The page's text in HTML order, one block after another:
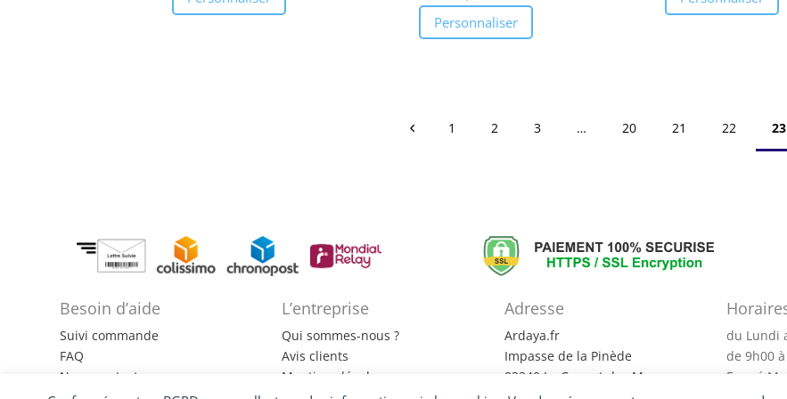
sur 5
Personnaliser
1 2 3 … 20 21 22 23
Besoin d’aide
Suivi commande
FAQ
Nous contacter
L’entreprise
Qui sommes-nous ?
Avis clients
Mentions légales
Adresse
Ardaya.fr
Impasse de la Pinède
83340 Le Cannet des Maures
du Lundi
de 9h00
Fermé